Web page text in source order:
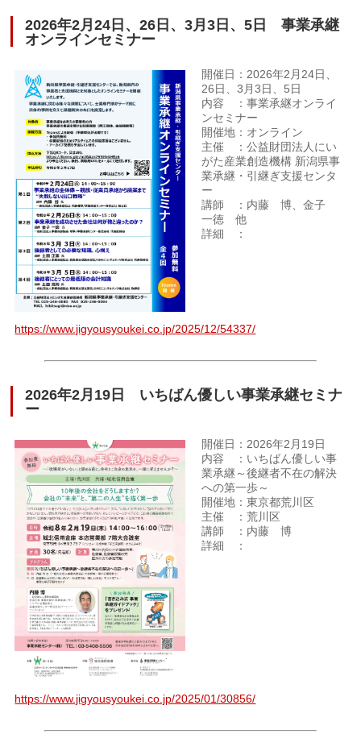
2026年2月24日、26日、3月3日、5日 事業承継
オンラインセミナー
開催日：2026年2月24日、
26日、3月3日、5日
内容 ：事業承継オンライ
ンセミナー
開催地：オンライン
主催 ：公益財団法人にい
がた産業創造機構 新潟県事
業承継・引継ぎ支援センタ
ー
講師 ：内藤 博、金子
一徳 他
詳細 ：
https://www.jigyousyoukei.co.jp/2025/12/54337/
2026年2月19日 いちばん優しい事業承継セミナ
ー
開催日：2026年2月19日
内容 ：いちばん優しい事
業承継～後継者不在の解決
への第一歩～
開催地：東京都荒川区
主催 ：荒川区
講師 ：内藤 博
詳細 ：
https://www.jigyousyoukei.co.jp/2025/01/30856/